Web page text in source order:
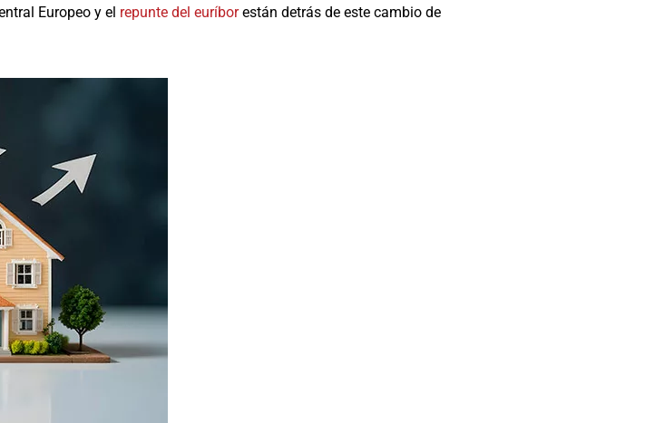
Europeo y el repunte del euríborestán detrás de este cambio de